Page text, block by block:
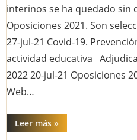
interinos se ha quedado sin
Oposiciones 2021. Son
27-jul-21 Covid-19.
actividad educativa
2022 20-jul-21 Oposiciones
Web…
Leer más“Mes:
Julio
»